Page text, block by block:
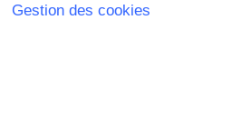
Gestion des cookies